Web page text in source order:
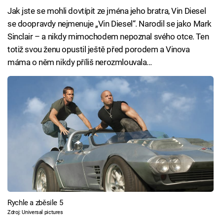
Jak jste se mohli dovtípit ze jména jeho bratra, Vin Diesel
se doopravdy nejmenuje „Vin Diesel“. Narodil se jako Mark
Sinclair – a nikdy mimochodem nepoznal svého otce. Ten
totiž svou ženu opustil ještě před porodem a Vinova
máma o něm nikdy příliš nerozmlouvala…
Rychle a zběsile 5
Zdroj: Universal pictures